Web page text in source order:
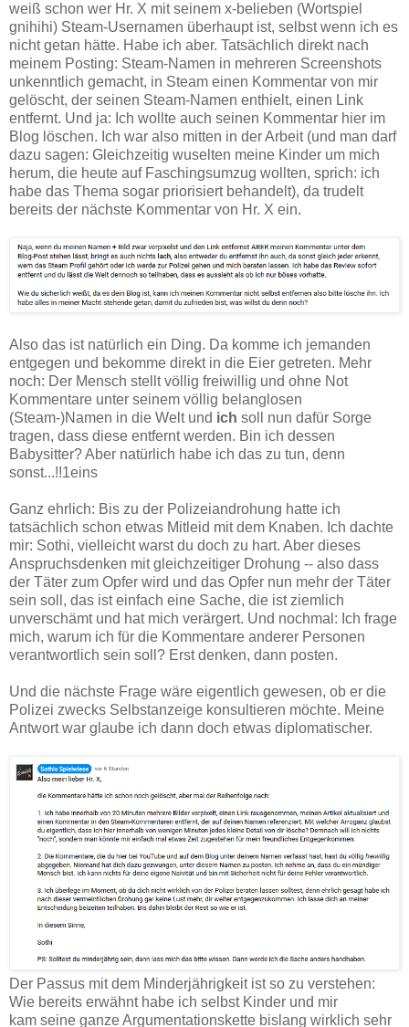
weiß schon wer Hr. X mit seinem x-belieben (Wortspiel
gnihihi) Steam-Usernamen überhaupt ist, selbst wenn ich es
nicht getan hätte. Habe ich aber. Tatsächlich direkt nach
meinem Posting: Steam-Namen in mehreren Screenshots
unkenntlich gemacht, in Steam einen Kommentar von mir
gelöscht, der seinen Steam-Namen enthielt, einen Link
entfernt. Und ja: Ich wollte auch seinen Kommentar hier im
Blog löschen. Ich war also mitten in der Arbeit (und man darf
dazu sagen: Gleichzeitig wuselten meine Kinder um mich
herum, die heute auf Faschingsumzug wollten, sprich: ich
habe das Thema sogar priorisiert behandelt), da trudelt
bereits der nächste Kommentar von Hr. X ein.
Also das ist natürlich ein Ding. Da komme ich jemanden
entgegen und bekomme direkt in die Eier getreten. Mehr
noch: Der Mensch stellt völlig freiwillig und ohne Not
Kommentare unter seinem völlig belanglosen
(Steam-)Namen in die Welt und ich soll nun dafür Sorge
tragen, dass diese entfernt werden. Bin ich dessen
Babysitter? Aber natürlich habe ich das zu tun, denn
sonst...!!1eins
Ganz ehrlich: Bis zu der Polizeiandrohung hatte ich
tatsächlich schon etwas Mitleid mit dem Knaben. Ich dachte
mir: Sothi, vielleicht warst du doch zu hart. Aber dieses
Anspruchsdenken mit gleichzeitiger Drohung -- also dass
der Täter zum Opfer wird und das Opfer nun mehr der Täter
sein soll, das ist einfach eine Sache, die ist ziemlich
unverschämt und hat mich verärgert. Und nochmal: Ich frage
mich, warum ich für die Kommentare anderer Personen
verantwortlich sein soll? Erst denken, dann posten.
Und die nächste Frage wäre eigentlich gewesen, ob er die
Polizei zwecks Selbstanzeige konsultieren möchte. Meine
Antwort war glaube ich dann doch etwas diplomatischer.
Der Passus mit dem Minderjährigkeit ist so zu verstehen:
Wie bereits erwähnt habe ich selbst Kinder und mir
kam seine ganze Argumentationskette bislang wirklich sehr